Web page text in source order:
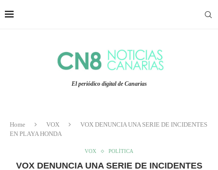
El periódico digital de Canarias
Home VOX
VOX DENUNCIA UNA SERIE DE INCIDENTES
EN PLAYA HONDA
VOX POLÍTICA
VOX DENUNCIA UNA SERIE DE INCIDENTES